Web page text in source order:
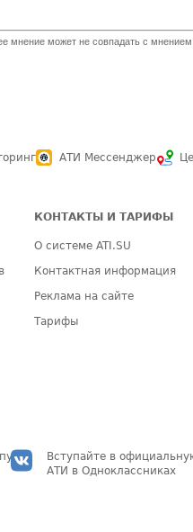
мнение может не совпадать с мнением
АТИ Мессенджер
КОНТАКТЫ И ТАРИФЫ
О системе ATI.SU
Контактная информация
Реклама на сайте
Тарифы
Вступайте в
АТИ в Одноклассниках